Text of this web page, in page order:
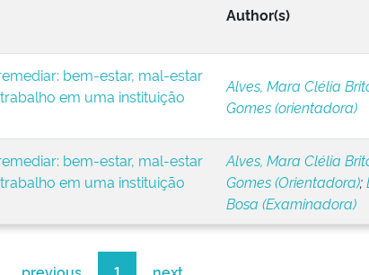
Author(s)
bem-estar, mal-estar
em uma instituição
Alves, Mara Clélia
Gomes (orientadora)
bem-estar, mal-estar
em uma instituição
Alves, Mara Clélia
Gomes (Orientadora);
Bosa (Examinadora)